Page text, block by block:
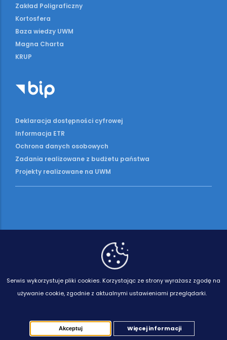
Zakład Poligraficzny
Kortosfera
Baza wiedzy UWM
Magna Charta
KRUP
Deklaracja dostępności cyfrowej
Informacja ETR
Ochrona danych osobowych
Zadania realizowane z budżetu państwa
Projekty realizowane na UWM
Serwis wykorzystuje pliki cookies. Korzystając ze strony wyrażasz zgodę na
używanie cookie, zgodnie z aktualnymi ustawieniami przeglądarki.
Akceptuj Więcej informacji